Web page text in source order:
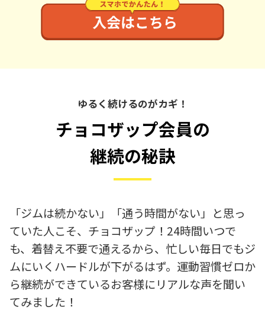
ゆるく続けるのがカギ！
チョコザップ会員の
継続の秘訣
「ジムは続かない」「通う時間がない」と思っ
ていた人こそ、チョコザップ！24時間いつで
も、着替え不要で通えるから、忙しい毎日でもジ
ムにいくハードルが下がるはず。運動習慣ゼロか
ら継続ができているお客様にリアルな声を聞い
てみました！